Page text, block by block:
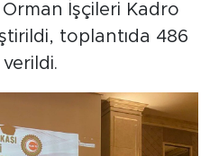
İşçileri Kadro
toplantıda 486